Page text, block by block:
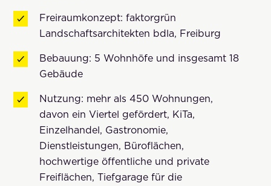
Freiraumkonzept: faktorgrün
Landschaftsarchitekten bdla, Freiburg
Bebauung: 5 Wohnhöfe und insgesamt 18
Gebäude
Nutzung: mehr als 450 Wohnungen,
davon ein Viertel gefördert, KiTa,
Einzelhandel, Gastronomie,
Dienstleistungen, Büroflächen,
hochwertige öffentliche und private
Freiflächen, Tiefgarage für die